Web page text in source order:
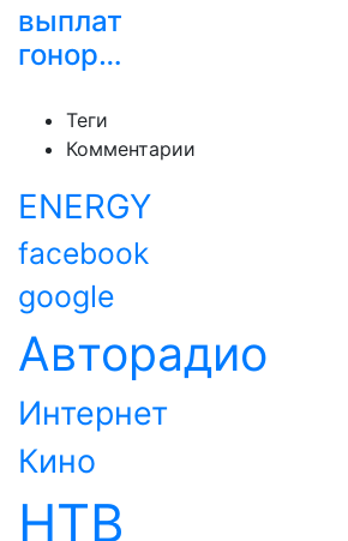
выплат
гонор…
Теги
Комментарии
ENERGY
facebook
google
Авторадио
Интернет
Кино
НТВ